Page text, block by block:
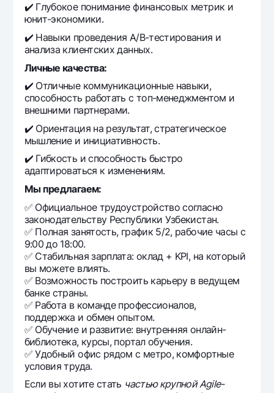
✔️ Глубокое понимание финансовых метрик и
юнит-экономики.
✔️ Навыки проведения A/B-тестирования и
анализа клиентских данных.
Личные качества:
✔️ Отличные коммуникационные навыки,
способность работать с топ-менеджментом и
внешними партнерами.
✔️ Ориентация на результат, стратегическое
мышление и инициативность.
✔️ Гибкость и способность быстро
адаптироваться к изменениям.
Мы предлагаем:
✅ Официальное трудоустройство согласно
законодательству Республики Узбекистан.
✅ Полная занятость, график 5/2, рабочие часы с
9:00 до 18:00.
✅ Стабильная зарплата: оклад + KPI, на который
вы можете влиять.
✅ Возможность построить карьеру в ведущем
банке страны.
✅ Работа в команде профессионалов,
поддержка и обмен опытом.
✅ Обучение и развитие: внутренняя онлайн-
библиотека, курсы, портал обучения.
✅ Удобный офис рядом с метро, комфортные
условия труда.
Если вы хотите стать частью крупной Agile-